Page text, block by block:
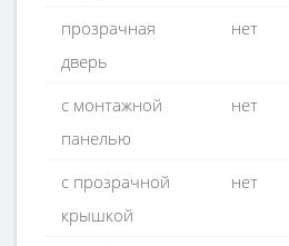
прозрачная
дверь
нет
с монтажной
панелью
нет
с прозрачной
крышкой
нет